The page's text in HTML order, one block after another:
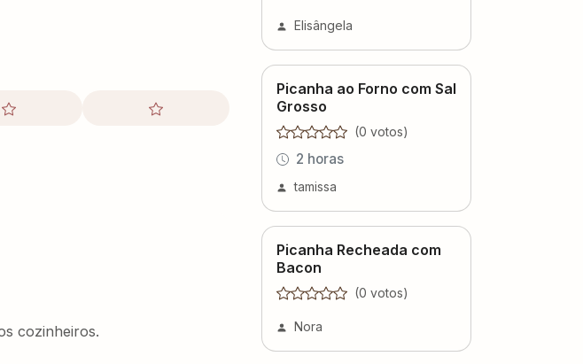
cozinheiros.
Elisângela
Picanha ao Forno com Sal
Grosso
(0 votos)
2 horas
tamissa
Picanha Recheada com
Bacon
(0 votos)
Nora